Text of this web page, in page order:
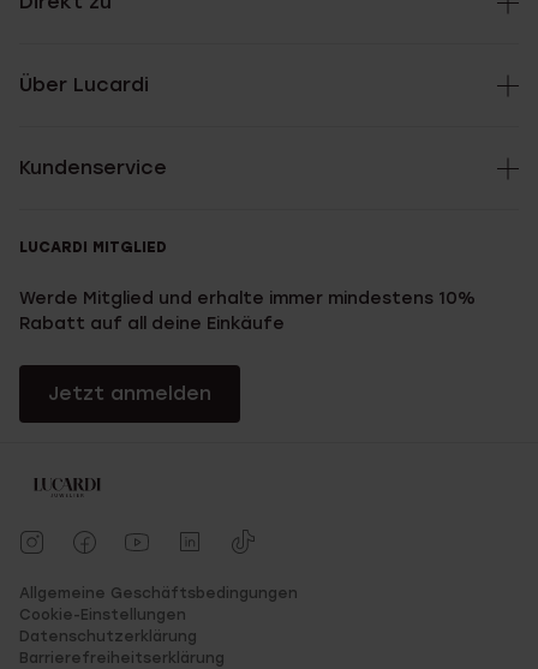
Über Lucardi
Kundenservice
LUCARDI MITGLIED
Werde Mitglied und erhalte immer mindestens 10%
Rabatt auf all deine Einkäufe
Jetzt anmelden
Allgemeine Geschäftsbedingungen
Cookie-Einstellungen
Datenschutzerklärung
Barrierefreiheitserklärung